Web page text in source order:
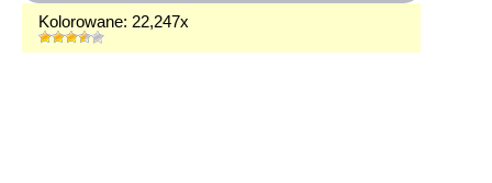
Kolorowane: 22,247x